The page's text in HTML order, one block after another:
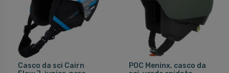
Casco da sci Cairn
POC Meninx, casco da